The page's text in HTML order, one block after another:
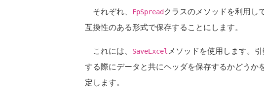
それぞれ、 FpSpreadクラスのメソッドを利用し
互換性のある形式で保存することにします。
これには、 SaveExcel メソッドを使用します。
する際にデータと共にヘッダを保存するかどうかを
定します。